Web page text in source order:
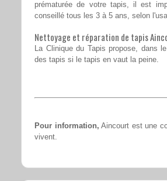
prématurée de votre tapis, il est
conseillé tous les 3 à 5 ans, selon
Nettoyage et réparation de tapis
La Clinique du Tapis propose, dans
des tapis si le tapis en vaut la peine.
Pour information, Aincourt est une
vivent.